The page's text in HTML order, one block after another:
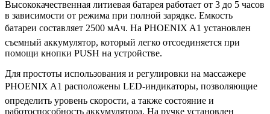
Высококачественная литиевая батарея работает от 3 до 5 часов
в зависимости от режима при полной зарядке. Емкость
батареи составляет 2500 мАч. На PHOENIX A1 установлен
съемный аккумулятор, который легко отсоединяется при
помощи кнопки PUSH на устройстве.
Для простоты использования и регулировки на массажере
PHOENIX A1 расположены LED-индикаторы, позволяющие
определить уровень скорости, а также состояние и
работоспособность аккумулятора. На ручке установлен